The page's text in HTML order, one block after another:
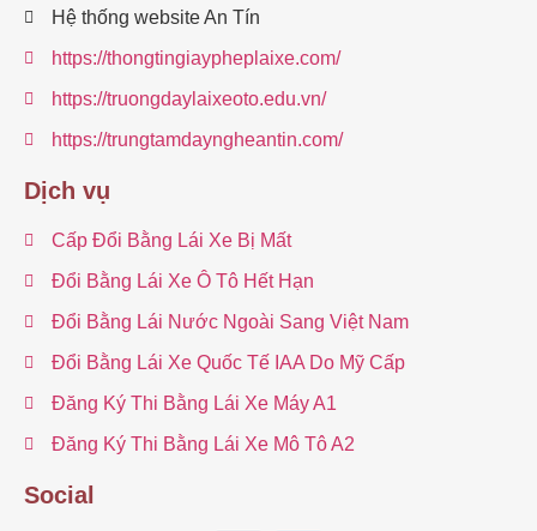
Hệ thống website An Tín
https://thongtingiaypheplaixe.com/
https://truongdaylaixeoto.edu.vn/
https://trungtamdayngheantin.com/
Dịch vụ
Cấp Đổi Bằng Lái Xe Bị Mất
Đổi Bằng Lái Xe Ô Tô Hết Hạn
Đổi Bằng Lái Nước Ngoài Sang Việt Nam
Đổi Bằng Lái Xe Quốc Tế IAA Do Mỹ Cấp
Đăng Ký Thi Bằng Lái Xe Máy A1
Đăng Ký Thi Bằng Lái Xe Mô Tô A2
Social